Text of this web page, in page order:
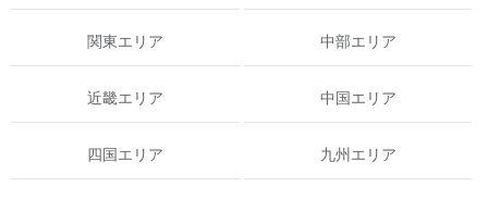
関東エリア 中部エリア
近畿エリア 中国エリア
四国エリア 九州エリア